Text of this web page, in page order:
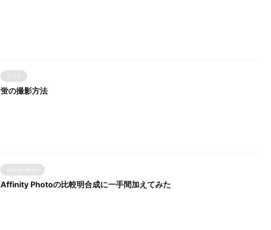
カメラ
蛍の撮影方法
Affinity Photo
Affinity Photoの比較明合成に一手間加えてみた